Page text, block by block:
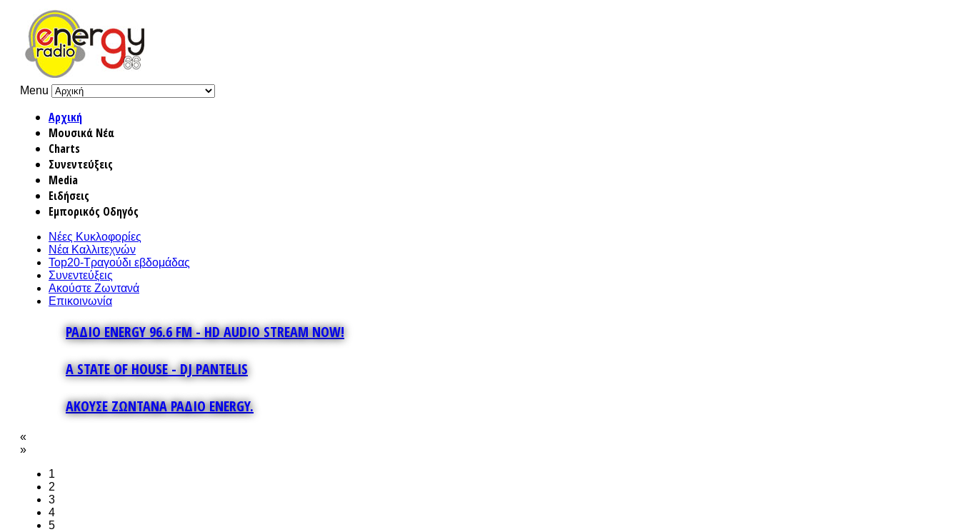
Menu
Αρχική
Μουσικά Νέα
Charts
Συνεντεύξεις
Media
Ειδήσεις
Εμπορικός Οδηγός
Νέες Κυκλοφορίες
Νέα Καλλιτεχνών
Top20-Τραγούδι εβδομάδας
Συνεντεύξεις
Ακούστε Ζωντανά
Επικοινωνία
ΡΑΔΙΟ ENERGY 96.6 FM - HD AUDIO STREAM NOW!
A STATE OF HOUSE - DJ PANTELIS
ΑΚΟΥΣΕ ΖΩΝΤΑΝΑ ΡΑΔΙΟ ENERGY.
«
»
1
2
3
4
5